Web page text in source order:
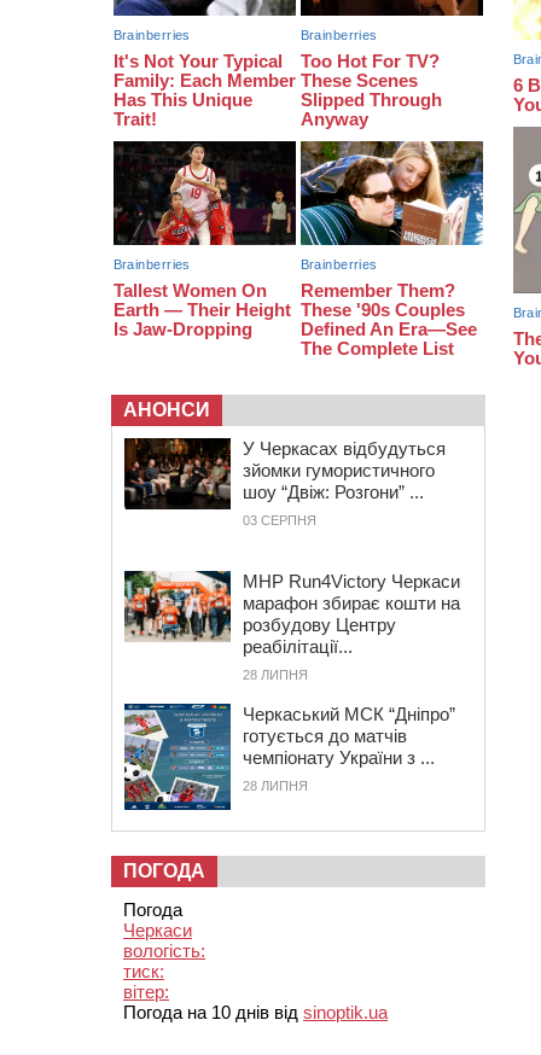
“Ше.Fest”
14:31 У Каневі аномальна спека
призвела до перебоїв у роботі
електромереж та комунальних
служб
АНОНСИ
У Черкасах відбудуться
зйомки гумористичного
шоу “Двіж: Розгони” ...
03 СЕРПНЯ
MHP Run4Victory Черкаси
марафон збирає кошти на
розбудову Центру
реабілітації...
28 ЛИПНЯ
Черкаський МСК “Дніпро”
готується до матчів
чемпіонату України з ...
28 ЛИПНЯ
ПОГОДА
Погода
Черкаси
вологість:
тиск:
вітер:
Погода на 10 днів від sinoptik.ua